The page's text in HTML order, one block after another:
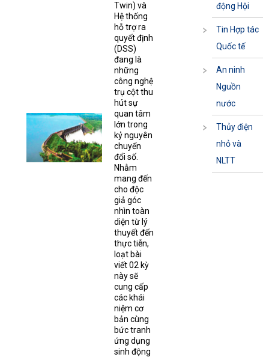
Twin) và
Hệ thống
hỗ trợ ra
quyết định
(DSS)
đang là
những
công nghệ
trụ cột thu
hút sự
quan tâm
lớn trong
kỷ nguyên
chuyển
đổi số.
Nhằm
mang đến
cho độc
giả góc
nhìn toàn
diện từ lý
thuyết đến
thực tiễn,
loạt bài
viết 02 kỳ
này sẽ
cung cấp
các khái
niệm cơ
bản cùng
bức tranh
ứng dụng
sinh động
động Hội
Tin Hợp tác
Quốc tế
An ninh
Nguồn
nước
Thủy điện
nhỏ và
NLTT